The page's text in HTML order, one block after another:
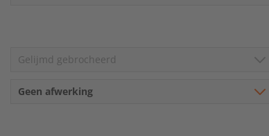
Gelijmd gebrocheerd
Geen afwerking